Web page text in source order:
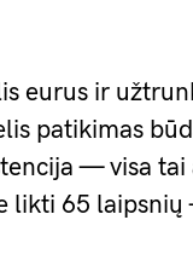
eurus ir
patikimas
— visa tai
likti 65